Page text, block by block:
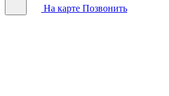
На карте Позвонить